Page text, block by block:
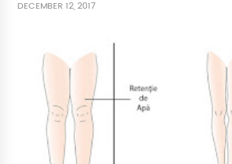
DECEMBER 12, 2017